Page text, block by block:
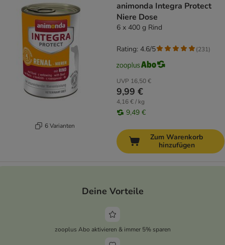
6 Varianten
animonda Integra Protect
Niere Dose
6 x 400 g Rind
UVP 16,50 €
9,99 €
4,16 € / kg
9,49 €
Rating: 4.6/5 (231)
Zum Warenkorb
hinzufügen
Deine Vorteile
zooplus Abo aktivieren & immer 5% sparen